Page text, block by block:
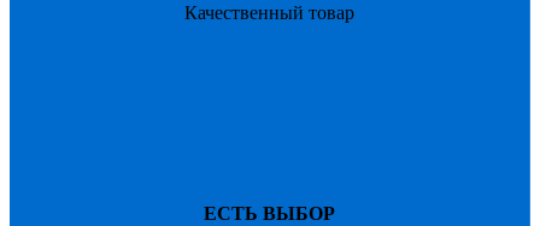
Качественный товар
ЕСТЬ ВЫБОР